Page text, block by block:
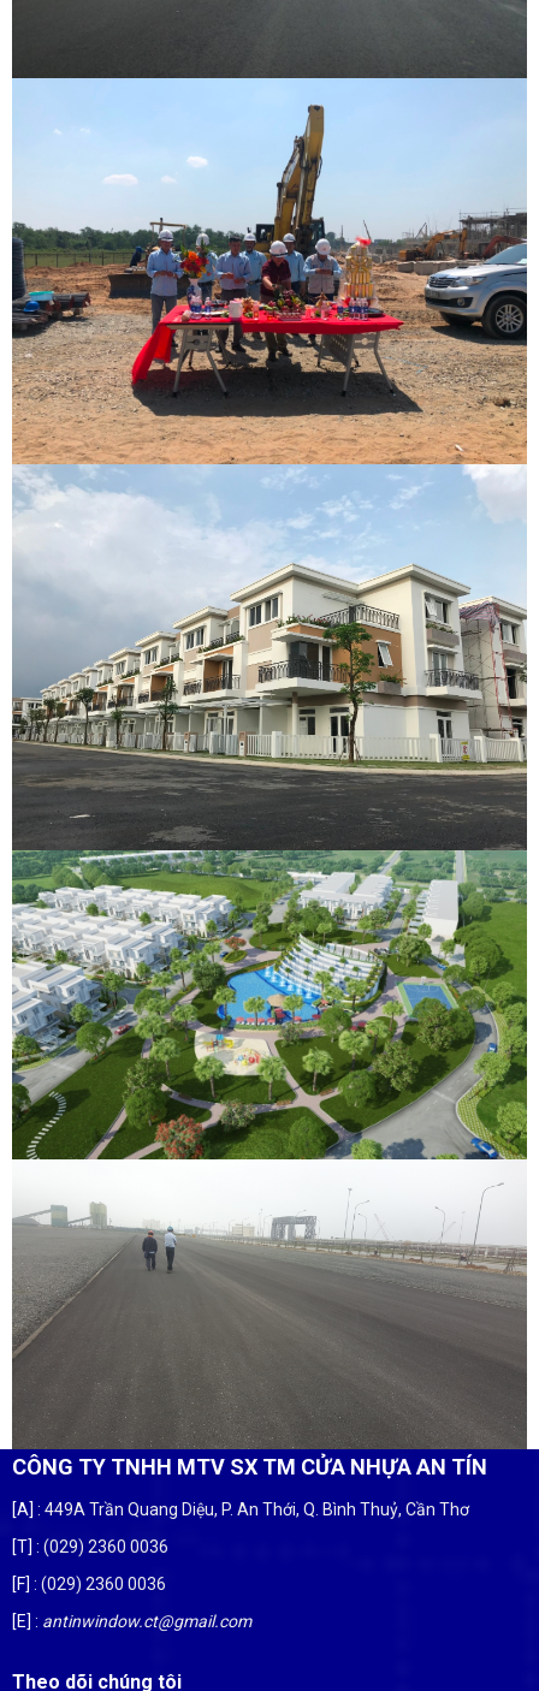
CÔNG TY TNHH MTV SX TM CỬA NHỰA AN TÍN
[A] : 449A Trần Quang Diệu, P. An Thới, Q. Bình Thuỷ, Cần Thơ
[T] : (029) 2360 0036
[F] : (029) 2360 0036
[E] : antinwindow.ct@gmail.com
Theo dõi chúng tôi